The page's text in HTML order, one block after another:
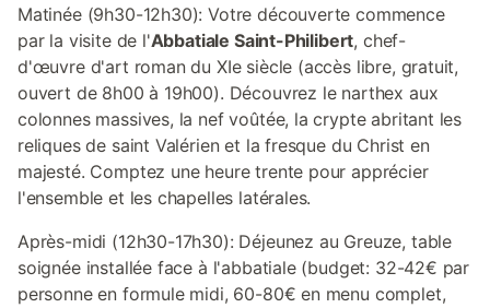
Matinée (9h30-12h30): Votre découverte commence
par la visite de l'Abbatiale Saint-Philibert, chef-
d'œuvre d'art roman du XIe siècle (accès libre, gratuit,
ouvert de 8h00 à 19h00). Découvrez le narthex aux
colonnes massives, la nef voûtée, la crypte abritant les
reliques de saint Valérien et la fresque du Christ en
majesté. Comptez une heure trente pour apprécier
l'ensemble et les chapelles latérales.
Après-midi (12h30-17h30): Déjeunez au Greuze, table
soignée installée face à l'abbatiale (budget: 32-42€ par
personne en formule midi, 60-80€ en menu complet,